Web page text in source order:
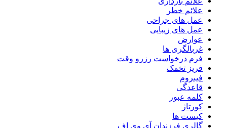
علائم خطر
عمل های جراحی
عمل های زیبایی
عوارض
غربالگری ها
فرم درخواست رزرو وقت
فریز تخمک
فیبروم
قاعدگی
کلمه عبور
کورتاژ
کیست ها
گالری فرزندان آی وی اف